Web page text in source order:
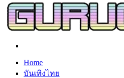
Home
บันเทิงไทย